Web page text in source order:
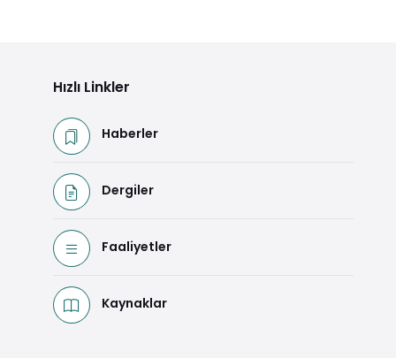
Hızlı Linkler
Haberler
Dergiler
Faaliyetler
Kaynaklar